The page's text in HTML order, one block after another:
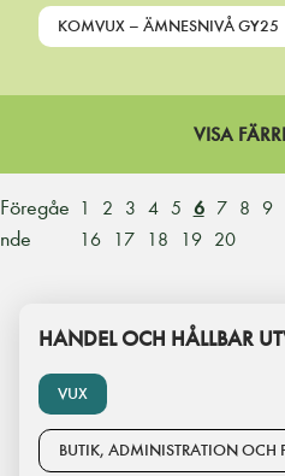
KOMVUX – ÄMNESNIVÅ GY25
VISA
Föregåe
nde
1 2 3 4 5 6 7 8 9
16
17 18 19 20
VUX
HANDEL OCH HÅLLBAR
BUTIK, ADMINISTRATION OCH